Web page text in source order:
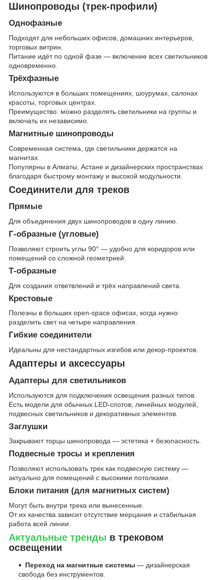
Шинопроводы (трек-профили)
Однофазные
Подходят для небольших офисов, домашних интерьеров,
торговых витрин.
Питание идёт по одной фазе — включение всех светильников
одновременно.
Трёхфазные
Используются в больших помещениях, шоурумах, салонах
красоты, торговых центрах.
Преимущество: можно разделять светильники на группы и
включать их независимо.
Магнитные шинопроводы
Современная система, где светильники держатся на
магнитах.
Популярны в Алматы, Астане и дизайнерских пространствах
благодаря быстрому монтажу и высокой модульности.
Соединители для треков
Прямые
Для объединения двух шинопроводов в одну линию.
Г-образные (угловые)
Позволяют строить углы 90° — удобно для коридоров или
помещений со сложной геометрией.
Т-образные
Для создания ответвлений и трёх направлений света.
Крестовые
Полезны в больших open-space офисах, когда нужно
разделить свет на четыре направления.
Гибкие соединители
Идеальны для нестандартных изгибов или декор-проектов.
Адаптеры и аксессуары
Адаптеры для светильников
Используются для подключения освещения разных типов.
Есть модели для обычных LED-спотов, линейных модулей,
подвесных светильников и декоративных элементов.
Заглушки
Закрывают торцы шинопровода — эстетика + безопасность.
Подвесные тросы и крепления
Позволяют использовать трек как подвесную систему —
актуально для помещений с высокими потолками.
Блоки питания (для магнитных систем)
Могут быть внутри трека или вынесенные.
От их качества зависит отсутствие мерцания и стабильная
работа всей линии.
Актуальные тренды в трековом
освещении
Переход на магнитные системы — дизайнерская
свобода без инструментов.